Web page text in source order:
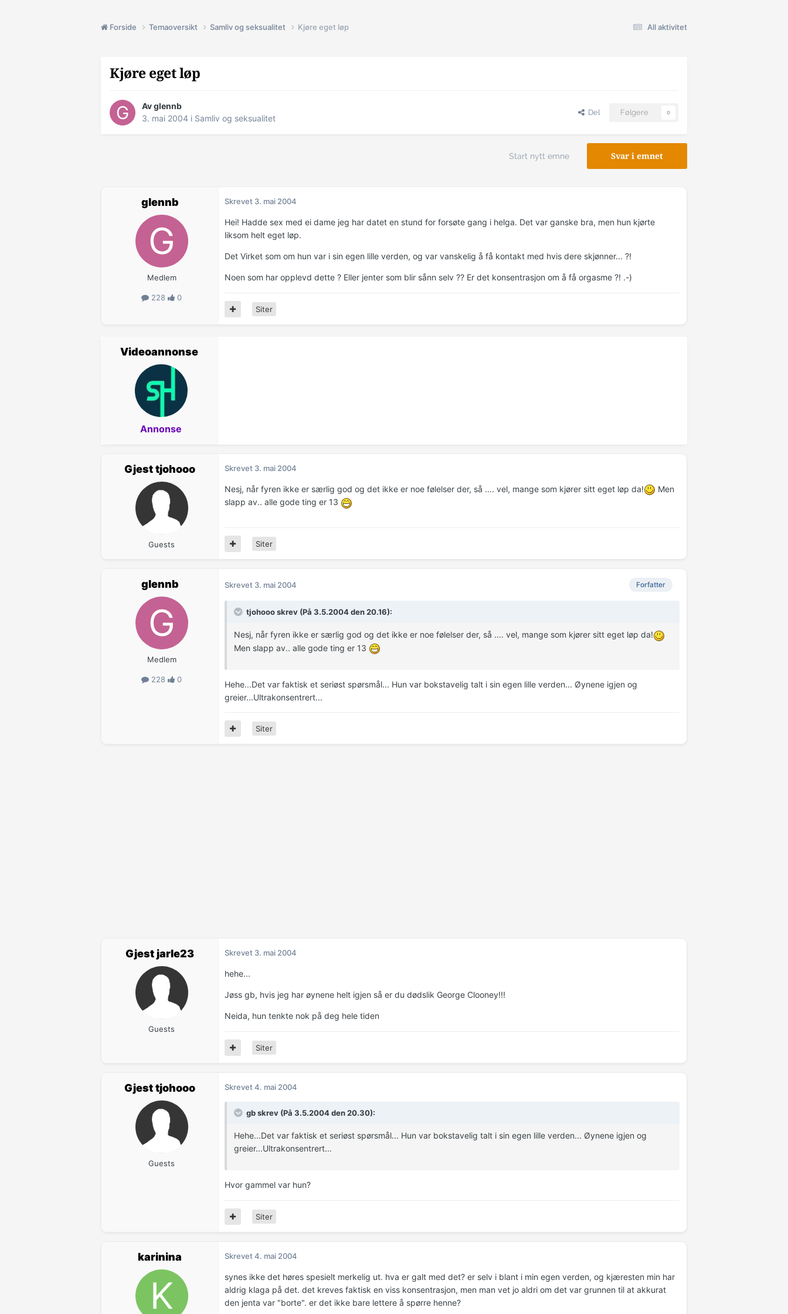
All aktivitet
Forside Temaoversikt Samliv og seksualitet Kjøre eget løp
Kjøre eget løp
Av glennb
3. mai 2004 i Samliv og seksualitet
Del Følgere 0
Svar i emnet
Start nytt emne
glennb
Medlem
228 0
Skrevet 3. mai 2004
Hei! Hadde sex med ei dame jeg har datet en stund for forsøte gang i helga. Det var ganske bra, men hun kjørte
liksom helt eget løp.
Det Virket som om hun var i sin egen lille verden, og var vanskelig å få kontakt med hvis dere skjønner... ?!
Noen som har opplevd dette ? Eller jenter som blir sånn selv ?? Er det konsentrasjon om å få orgasme ?! .-)
Siter
Videoannonse
Annonse
Gjest tjohooo
Guests
Skrevet 3. mai 2004
Nesj, når fyren ikke er særlig god og det ikke er noe følelser der, så .... vel, mange som kjører sitt eget løp da!
Men
slapp av.. alle gode ting er 13
Siter
glennb
Medlem
228 0
Forfatter
Skrevet 3. mai 2004
tjohooo skrev (På 3.5.2004 den 20.16):
Nesj, når fyren ikke er særlig god og det ikke er noe følelser der, så .... vel, mange som kjører sitt eget løp da!
Men slapp av.. alle gode ting er 13
Hehe...Det var faktisk et seriøst spørsmål... Hun var bokstavelig talt i sin egen lille verden... Øynene igjen og
greier...Ultrakonsentrert...
Siter
Gjest jarle23
Guests
Skrevet 3. mai 2004
hehe...
Jøss gb, hvis jeg har øynene helt igjen så er du dødslik George Clooney!!!
Neida, hun tenkte nok på deg hele tiden
Siter
Gjest tjohooo
Guests
Skrevet4. mai 2004
gb skrev (På 3.5.2004 den 20.30):
Hehe...Det var faktisk et seriøst spørsmål... Hun var bokstavelig talt i sin egen lille verden... Øynene igjen og
greier...Ultrakonsentrert...
Hvor gammel var hun?
Siter
karinina Skrevet4. mai 2004
synes ikke det høres spesielt merkelig ut. hva er galt med det? er selv i blant i min egen verden, og kjæresten min har
aldrig klaga på det. det kreves faktisk en viss konsentrasjon, men man vet jo aldri om det var grunnen til at akkurat
den jenta var "borte". er det ikke bare lettere å spørre henne?